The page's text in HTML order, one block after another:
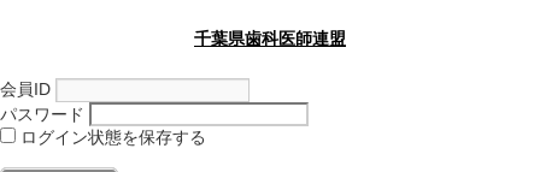
千葉県歯科医師連盟
会員ID
パスワード
ログイン状態を保存する